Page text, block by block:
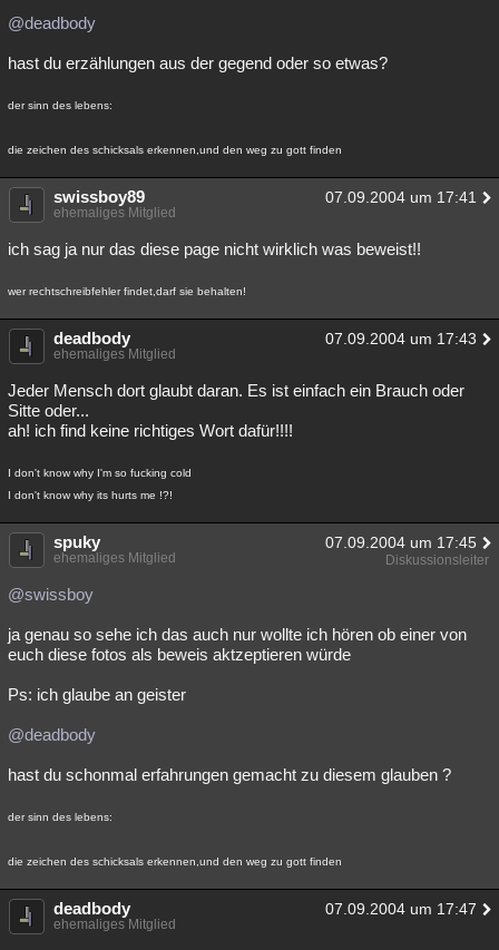
@deadbody
hast du erzählungen aus der gegend oder so etwas?
der sinn des lebens:
die zeichen des schicksals erkennen,und den weg zu gott finden
swissboy89 07.09.2004 um 17:41
ehemaliges Mitglied
ich sag ja nur das diese page nicht wirklich was beweist!!
wer rechtschreibfehler findet,darf sie behalten!
deadbody 07.09.2004 um 17:43
ehemaliges Mitglied
Jeder Mensch dort glaubt daran. Es ist einfach ein Brauch oder
Sitte oder...
ah! ich find keine richtiges Wort dafür!!!!
I don't know why I'm so fucking cold
I don't know why its hurts me !?!
spuky 07.09.2004 um 17:45
ehemaliges Mitglied Diskussionsleiter
@swissboy
ja genau so sehe ich das auch nur wollte ich hören ob einer von
euch diese fotos als beweis aktzeptieren würde
Ps: ich glaube an geister
@deadbody
hast du schonmal erfahrungen gemacht zu diesem glauben ?
der sinn des lebens:
die zeichen des schicksals erkennen,und den weg zu gott finden
deadbody 07.09.2004 um 17:47
ehemaliges Mitglied